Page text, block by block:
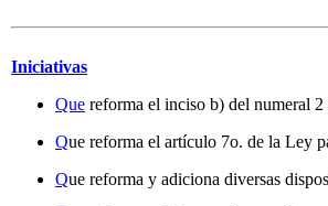
Iniciativas
Que reforma el inciso b) del numeral
Que reforma el artículo 7o. de la Ley
Que reforma y adiciona diversas